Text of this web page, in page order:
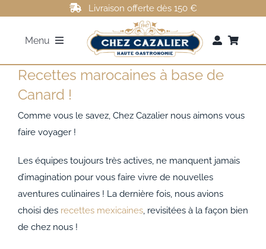
contenu
Livraison offerte dès 150 €
Menu
FOIE GRAS
ROTI DE CANARD
CONFITS DE CANARD
AUTRES
Recettes marocaines à base de
Canard !
Comme vous le savez, Chez Cazalier nous aimons vous
faire voyager !
Les équipes toujours très actives, ne manquent jamais
d’imagination pour vous faire vivre de nouvelles
aventures culinaires ! La dernière fois, nous avions
choisi des recettes mexicaines, revisitées à la façon bien
de chez nous !